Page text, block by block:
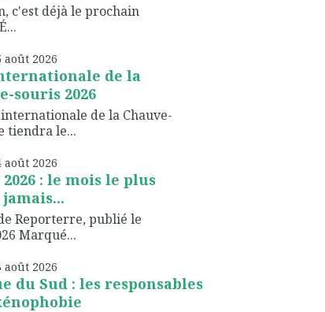
c'est déjà le prochain
août 2026
de la
souris 2026
de la Chauve-
tiendra le...
août 2026
: le mois le plus
Reporterre, publié le
Marqué...
août 2026
du Sud : les responsables